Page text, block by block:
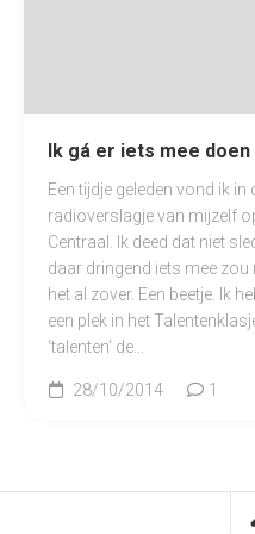
Ik gá er iets mee doen
Een tijdje geleden vond ik
radioverslagje van mijzelf
Centraal. Ik deed dat niet
daar dringend iets mee
het al zover. Een beetje. Ik
een plek in het
‘talenten’ de...
28/10/2014 1